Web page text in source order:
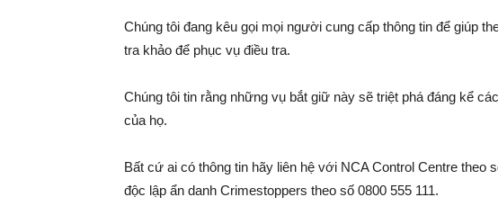
Chúng tôi đang kêu gọi mọi người cung cấp thông tin để giúp
tra khảo để phục vụ điều tra.
Chúng tôi tin rằng những vụ bắt giữ này sẽ triệt phá đáng kể
của họ.
Bất cứ ai có thông tin hãy liên hệ với NCA Control Centre theo
độc lập ẩn danh Crimestoppers theo số 0800 555 111.